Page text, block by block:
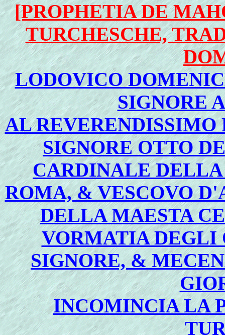
[PROPHETIA DE
TURCHESCHE,
LODOVICO
SIGNORE
AL REVERENDISSIMO
SIGNORE OTTO
CARDINALE DELLA
ROMA, & VESCOVO
DELLA MAESTA
VORMATIA
SIGNORE, &
INCOMINCIA LA